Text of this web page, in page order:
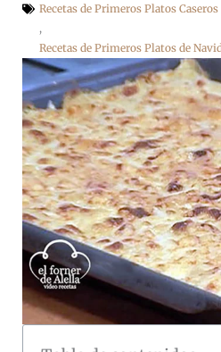
Recetas de Primeros Platos Caseros
,
Recetas de Primeros Platos de